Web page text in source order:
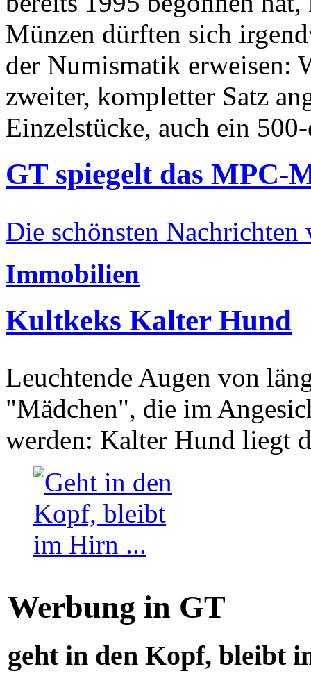
Münzen dürften sich
der Numismatik erweisen:
zweiter, kompletter Satz
Einzelstücke, auch ein
GT spiegelt das MPC-
Die schönsten Nachrichten
Immobilien
Kultkeks Kalter Hund
Leuchtende Augen von
"Mädchen", die im
werden: Kalter Hund liegt
Werbung in GT
geht in den Kopf, bleibt